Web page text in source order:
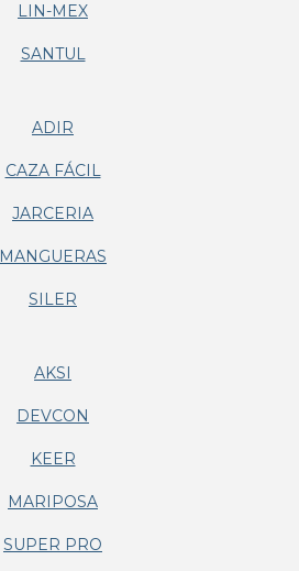
LIN-MEX
SANTUL
ADIR
CAZA FÁCIL
JARCERIA
MANGUERAS
SILER
AKSI
DEVCON
KEER
MARIPOSA
SUPER PRO